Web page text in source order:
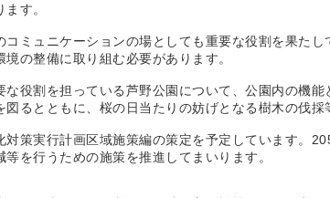
す。
ミュニケーションの場としても重要な役割を果た
の整備に取り組む必要があります。
役割を担っている芦野公園について、公園内の機
るとともに、桜の日当たりの妨げとなる樹木の伐採
策実行計画区域施策編の策定を予定しています。
を行うための施策を推進してまいります。